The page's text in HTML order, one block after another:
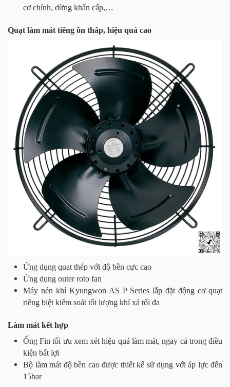
cơ chính, dừng khẩn cấp,…
Quạt làm mát tiếng ồn thấp, hiệu quả cao
Ứng dụng quạt thép với độ bền cực cao
Ứng dụng outer roto fan
Máy nén khí Kyungwon AS P Series lắp đặt động cơ quạt
riêng biệt kiểm soát tốt lượng khí xả tối đa
Làm mát kết hợp
Ống Fin tối ưu xem xét hiệu quả làm mát, ngay cả trong điều
kiện bất lợi
Bộ làm mát độ bền cao được thiết kế sử dụng với áp lực đến
15bar